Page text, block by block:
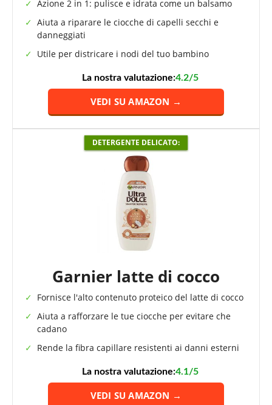
Azione 2 in 1: pulisce e idrata come un balsamo
Aiuta a riparare le ciocche di capelli secchi e
danneggiati
Utile per districare i nodi del tuo bambino
La nostra valutazione:4.2/5
VEDI SU AMAZON →
DETERGENTE DELICATO:
Garnier latte di cocco
Fornisce l'alto contenuto proteico del latte di cocco
Aiuta a rafforzare le tue ciocche per evitare che
cadano
Rende la fibra capillare resistenti ai danni esterni
La nostra valutazione:4.1/5
VEDI SU AMAZON →